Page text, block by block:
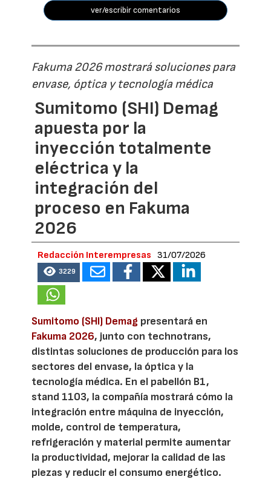
ver/escribir comentarios
Fakuma 2026 mostrará soluciones para
envase, óptica y tecnología médica
Sumitomo (SHI) Demag
apuesta por la
inyección totalmente
eléctrica y la
integración del
proceso en Fakuma
2026
Redacción Interempresas 31/07/2026
3229
Sumitomo (SHI) Demag presentará en
Fakuma 2026, junto con technotrans,
distintas soluciones de producción para los
sectores del envase, la óptica y la
tecnología médica. En el pabellón B1,
stand 1103, la compañía mostrará cómo la
integración entre máquina de inyección,
molde, control de temperatura,
refrigeración y material permite aumentar
la productividad, mejorar la calidad de las
piezas y reducir el consumo energético.